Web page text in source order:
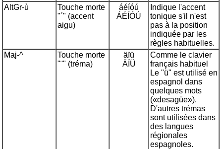
AltGr-ù
Touche morte
"´" (accent
aigu)
áéíóú
ÁÉÍÓÚ
Indique l'accent
tonique s'il n'est
pas à la position
indiquée par les
règles habituelles.
Maj-^
Touche morte
"¨" (tréma)
äïü
ÄÏÜ
Comme le clavier
français habituel
Le "ü" est utilisé en
espagnol dans
quelques mots
(«desagüe»).
D'autres trémas
sont utilisées dans
des langues
régionales
espagnoles.